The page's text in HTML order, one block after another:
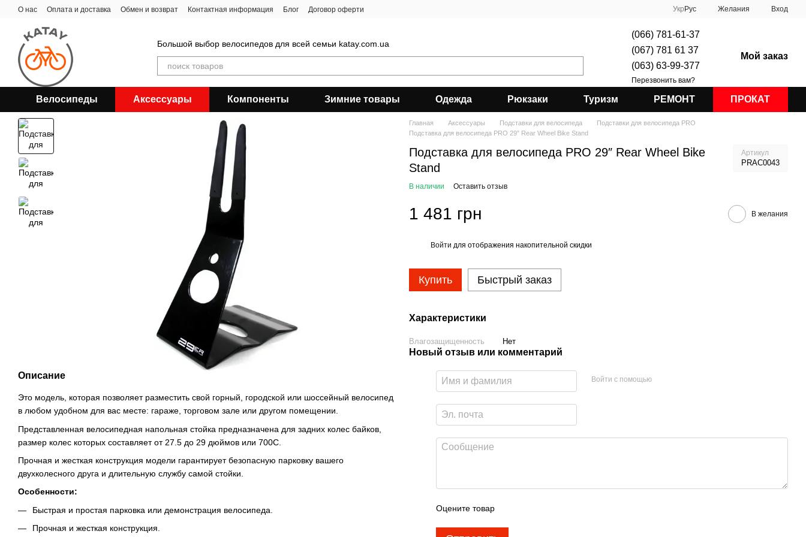
Перейти к основному контенту
О нас Оплата и доставка Обмен и возврат Контактная информация Блог Договор оферти Укр Рус Желания Вход
Большой выбор велосипедов для всей семьи katay.com.ua
(066) 781-61-37
(067) 781 61 37
(063) 63-99-377
Перезвонить вам?
Мой заказ
Велосипеды Аксессуары Компоненты Зимние товары Одежда Рюкзаки Туризм РЕМОНТ ПРОКАТ
Описание
Это модель, которая позволяет разместить свой горный, городской или шоссейный велосипед
в любом удобном для вас месте: гараже, торговом зале или другом помещении.
Представленная велосипедная напольная стойка предназначена для задних колес байков,
размер колес которых составляет от 27.5 до 29 дюймов или 700C.
Прочная и жесткая конструкция модели гарантирует безопасную парковку вашего
двухколесного друга и длительную службу самой стойки.
Особенности:
Быстрая и простая парковка или демонстрация велосипеда.
Прочная и жесткая конструкция.
Главная Аксессуары Подставки для велосипеда
Подставки для велосипеда PRO
Подставка для велосипеда PRO 29″ Rear Wheel Bike Stand
Подставка для велосипеда PRO 29″ Rear Wheel Bike
Stand
Артикул
PRAC0043
В наличии Оставить отзыв
1 481 грн В желания
Войти для отображения накопительной скидки
Купить Быстрый заказ
Характеристики
Влагозащищенность Нет
Новый отзыв или комментарий
Войти с помощью
Оцените товар